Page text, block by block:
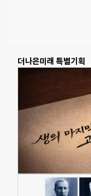
더나은미래 특별기획